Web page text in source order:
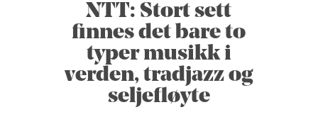
NTT: Stort sett
finnes det bare to
typer musikk i
verden, tradjazz og
seljefløyte